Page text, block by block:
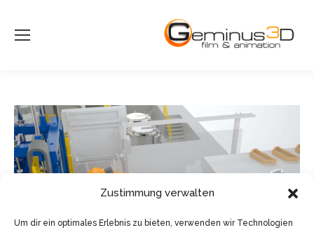
Zustimmung verwalten
Um dir ein optimales Erlebnis zu bieten, verwenden wir Technologien